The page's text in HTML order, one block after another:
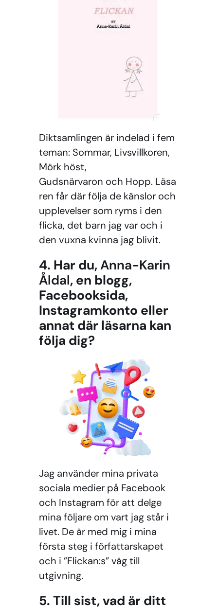
Diktsamlingen är indelad i fem
teman: Sommar, Livsvillkoren,
Mörk höst,
Gudsnärvaron och Hopp. Läsa
ren får där följa de känslor och
upplevelser som ryms i den
flicka, det barn jag var och i
den vuxna kvinna jag blivit.
4. Har du,Anna-Karin
Åldal, en blogg,
Facebooksida,
Instagramkonto eller
annat där läsarna kan
följa dig?
Jag använder mina privata
sociala medier på Facebook
och Instagram för att delge
mina följare om vart jag står i
livet. De är med mig i mina
första steg i författarskapet
och i ”Flickan:s”väg till
utgivning.
5. Till sist, vad är ditt